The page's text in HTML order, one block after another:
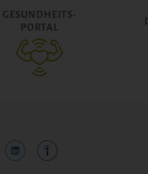
GESUNDHEITS-
PORTAL